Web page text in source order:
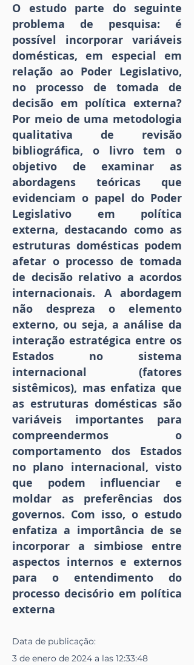
O estudo parte do seguinte
problema de pesquisa: é
possível incorporar variáveis
domésticas, em especial em
relação ao Poder Legislativo,
no processo de tomada de
decisão em política externa?
Por meio de uma metodologia
qualitativa de revisão
bibliográfica, o livro tem o
objetivo de examinar as
abordagens teóricas que
evidenciam o papel do Poder
Legislativo em política
externa, destacando como as
estruturas domésticas podem
afetar o processo de tomada
de decisão relativo a acordos
internacionais. A abordagem
não despreza o elemento
externo, ou seja, a análise da
interação estratégica entre os
Estados no sistema
internacional (fatores
sistêmicos), mas enfatiza que
as estruturas domésticas são
variáveis importantes para
compreendermos o
comportamento dos Estados
no plano internacional, visto
que podem influenciar e
moldar as preferências dos
governos. Com isso, o estudo
enfatiza a importância de se
incorporar a simbiose entre
aspectos internos e externos
para o entendimento do
processo decisório em política
externa
Data de publicação:
3 de enero de 2024 a las 12:33:48